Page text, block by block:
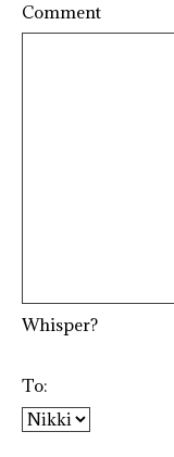
Comment
Whisper?
To: